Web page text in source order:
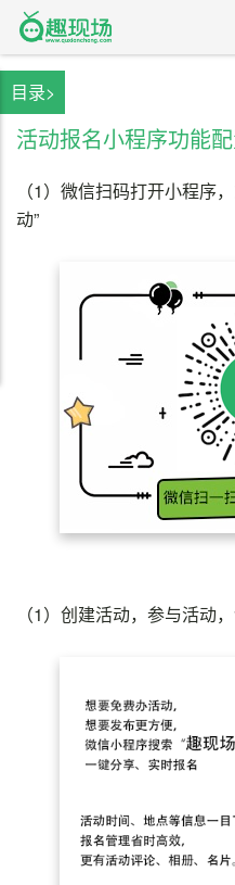
目录>
活动报名小程序功能
（1） 微信扫码打开小程序
动”
（1） 创建活动，参与活动